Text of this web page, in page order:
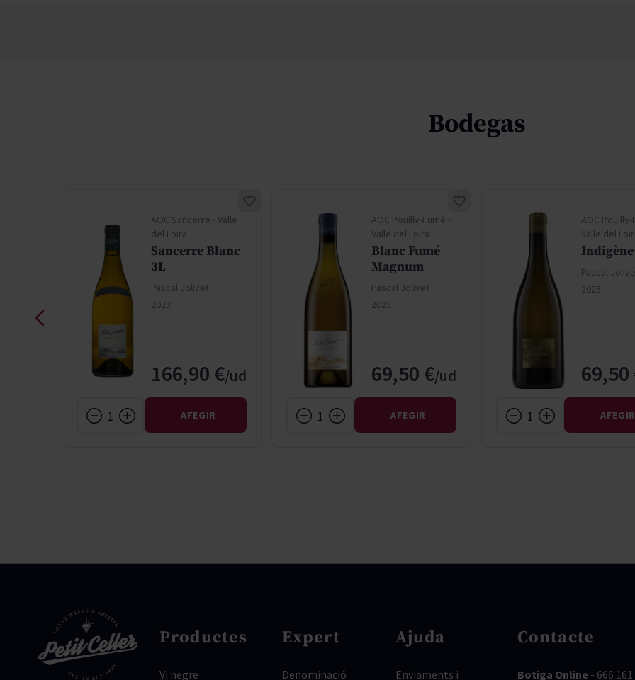
Bodegas
AOC Sancerre - Valle
del Loira
Sancerre Blanc
3L
Pascal Jolivet
2023
166,90 €
AFEGIR
AOC Pouilly-Fumé -
Valle del Loira
Blanc Fumé
Magnum
Pascal Jolivet
2023
69,50 €
AFEGIR
AOC Pouilly-
Valle del
Indigène
Pascal
2025
69,50
AFEGIR
Productes
Vi negre
Expert
Denominació
Ajuda
Enviaments i
Contacte
Botiga Online - 666